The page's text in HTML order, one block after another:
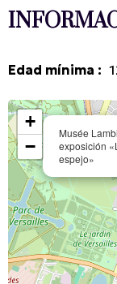
Edad mínima :
Musée
exposición
espejo»
+
−